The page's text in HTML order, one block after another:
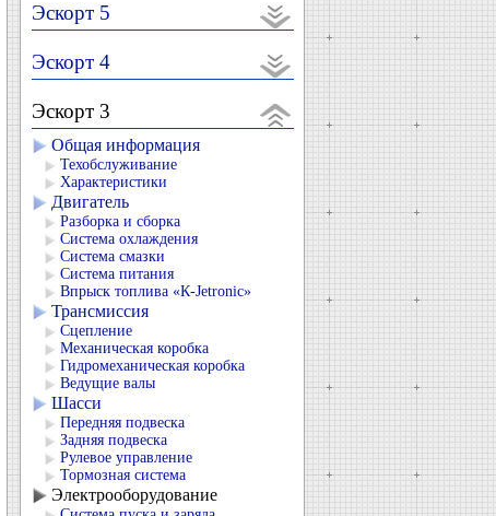
Эскорт 5
Эскорт 4
Эскорт 3
Общая информация
Техобслуживание
Характеристики
Двигатель
Разборка и сборка
Система охлаждения
Система смазки
Система питания
Впрыск топлива «К-Jetronic»
Трансмиссия
Сцепление
Механическая коробка
Гидромеханическая коробка
Ведущие валы
Шасси
Передняя подвеска
Задняя подвеска
Рулевое управление
Тормозная система
Электрооборудование